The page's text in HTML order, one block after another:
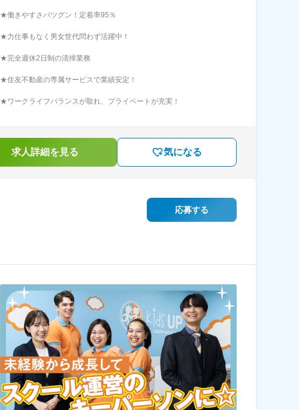
★働きやすさバツグン！定着率95％
★力仕事もなく男女世代問わず活躍中！
★完全週休2日制の清掃業務
★住友不動産の専属サービスで業績安定！
★ワークライフバランスが取れ、プライベートが充実！
求人詳細を見る 気になる
応募する